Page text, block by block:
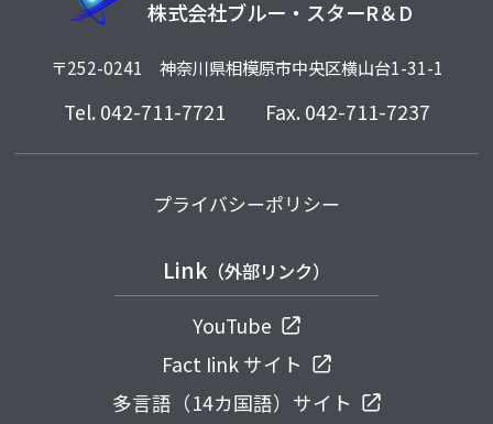
株式会社ブルー・スターR＆D
〒252-0241 神奈川県相模原市中央区横山台1-31-1
Tel. 042-711-7721 Fax. 042-711-7237
プライバシーポリシー
Link （外部リンク）
YouTube
Fact Iink サイト
多言語（14カ国語）サイト